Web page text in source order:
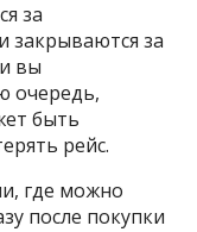
за
закрываются за
вы
очередь,
быть
рейс.
где можно
после покупки